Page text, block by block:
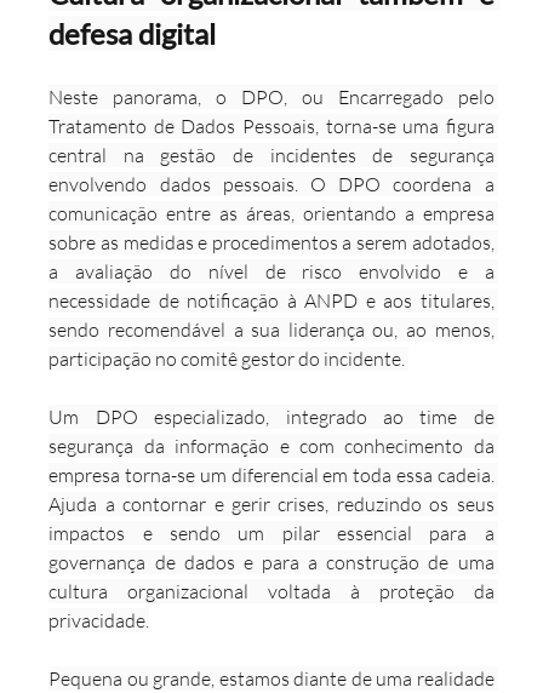
defesa digital
Neste panorama, o DPO, ou Encarregado pelo
Tratamento de Dados Pessoais, torna-se uma figura
central na gestão de incidentes de segurança
envolvendo dados pessoais. O DPO coordena a
comunicação entre as áreas, orientando a empresa
sobre as medidas e procedimentos a serem adotados,
a avaliação do nível de risco envolvido e a
necessidade de notificação à ANPD e aos titulares,
sendo recomendável a sua liderança ou, ao menos,
participação no comitê gestor do incidente.
Um DPO especializado, integrado ao time de
segurança da informação e com conhecimento da
empresa torna-se um diferencial em toda essa cadeia.
Ajuda a contornar e gerir crises, reduzindo os seus
impactos e sendo um pilar essencial para a
governança de dados e para a construção de uma
cultura organizacional voltada à proteção da
privacidade.
Pequena ou grande, estamos diante de uma realidade